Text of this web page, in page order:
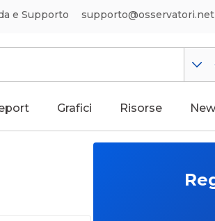
e Supporto supporto@osservatori.net
Grafici Risorse